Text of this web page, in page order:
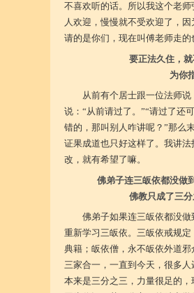
不喜欢听的话。所以我这个老
人欢迎，慢慢就不受欢迎了，
请的是你们，现在叫傅老师走
要正法久住，
为你
从前有个居士跟一位法师
说：“从前请过了。”“请过了还
错的，那叫别人咋讲呢？”那么
证果成道也只好这样了。我讲
改，就有希望了嘛。
佛弟子连三皈依都没做
佛教只成了三
佛弟子如果连三皈依都没
重新学习三皈依。三皈依戒规
典籍；皈依僧，永不皈依外道
三家合一，一直到今天，很多
本来是三分之三，力量很足的